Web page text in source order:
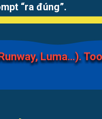
“ra đúng”.
Luma…).